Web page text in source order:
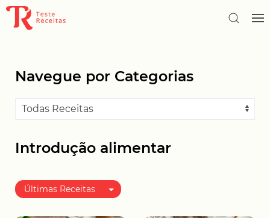
Navegue por Categorias
Introdução alimentar
Últimas Receitas